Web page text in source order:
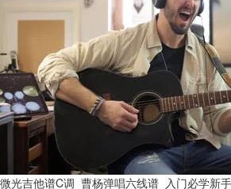
微光吉他谱C调_曹杨弹唱六线谱_入门必学新